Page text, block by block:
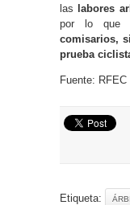
las
labores
por lo
comisarios,
prueba
Fuente: RFEC
Etiqueta: